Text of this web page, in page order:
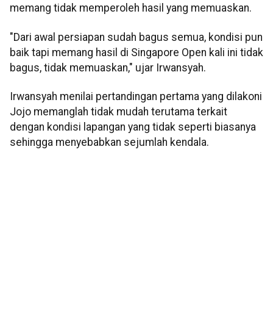
memang tidak memperoleh hasil yang memuaskan.
"Dari awal persiapan sudah bagus semua, kondisi pun
baik tapi memang hasil di Singapore Open kali ini tidak
bagus, tidak memuaskan," ujar Irwansyah.
Irwansyah menilai pertandingan pertama yang dilakoni
Jojo memanglah tidak mudah terutama terkait
dengan kondisi lapangan yang tidak seperti biasanya
sehingga menyebabkan sejumlah kendala.